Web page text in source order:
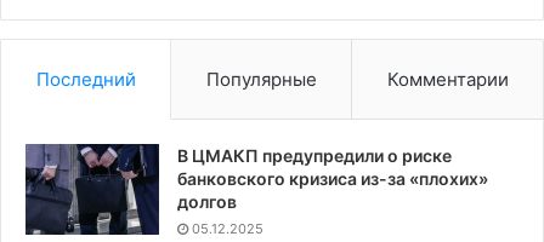
Последний Популярные Комментарии
В ЦМАКП предупредили о риске
банковского кризиса из-за «плохих»
долгов
05.12.2025